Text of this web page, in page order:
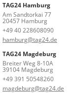
TAG24 Hamburg
Am Sandtorkai 77
20457 Hamburg
+49 40 228608090
hamburg@tag24.de
TAG24 Magdeburg
Breiter Weg 8-10A
39104 Magdeburg
+49 391 50548260
magdeburg@tag24.de